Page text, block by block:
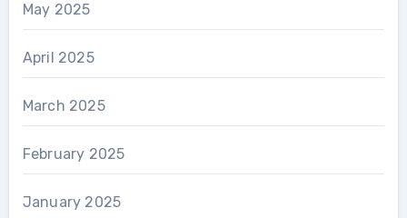
May 2025
April 2025
March 2025
February 2025
January 2025